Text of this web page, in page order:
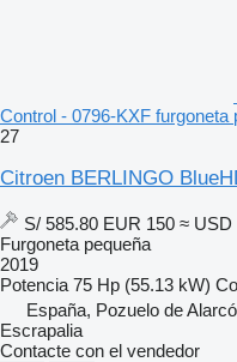
Control - 0796-KXF furgoneta
27
Citroen BERLINGO
S/ 585.80 EUR 150 ≈ USD
Furgoneta pequeña
2019
Potencia 75 Hp (55.13 kW)
España, Pozuelo de
Escrapalia
Contacte con el vendedor